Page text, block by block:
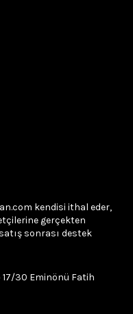
kendisi ithal eder,
gerçekten
sonrası destek
17/30 Eminönü Fatih